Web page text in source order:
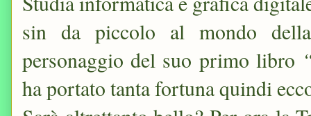
sin da piccolo al mondo
personaggio del suo primo libro
ha portato tanta fortuna quindi